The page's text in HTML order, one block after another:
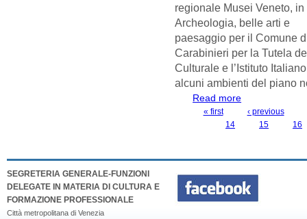
regionale Musei Veneto,
Archeologia, belle arti e
paesaggio per il Comune
Carabinieri per la Tutela
Culturale e l’Istituto
alcuni ambienti del piano
Read more
DICEMBRE
« first
‹ previous
14
15 16
SEGRETERIA GENERALE-FUNZIONI
DELEGATE IN MATERIA DI CULTURA E
FORMAZIONE PROFESSIONALE
Città metropolitana di Venezia